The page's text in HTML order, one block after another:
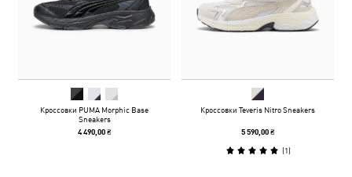
Кроссовки PUMA Morphic Base
Sneakers
4 490,00 ₴
Кроссовки Teveris Nitro Sneakers
5 590,00 ₴
(1)